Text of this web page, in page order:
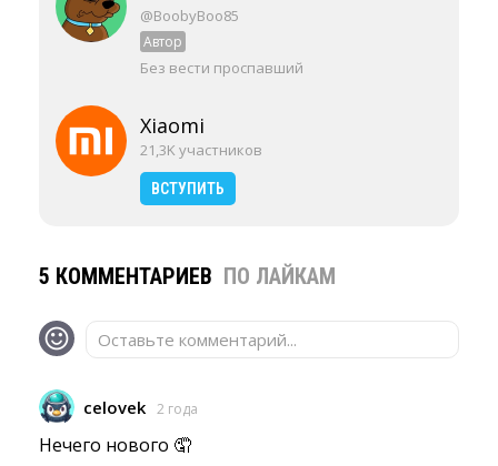
@BoobyBoo85
Автор
Без вести проспавший
Xiaomi
21,3K участников
ВСТУПИТЬ
5 КОММЕНТАРИЕВ ПО ЛАЙКАМ
Оставьте комментарий...
celovek 2 года
Нечего нового 🤦